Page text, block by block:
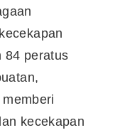
84 peratus
kecekapan